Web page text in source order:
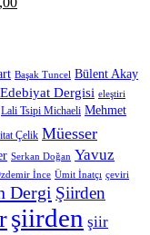
Başak Tuncel Bülent Akay
Edebiyat Dergisi eleştiri
Lali Tsipi Michaeli Mehmet
Çelik Müesser
Serkan Doğan Yavuz
İnce Ümit İnatçı çeviri
Dergi Şiirden
şiirden şiir